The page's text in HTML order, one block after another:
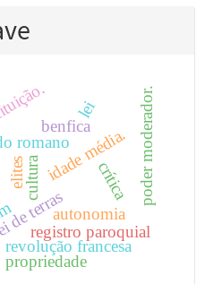
romano
cultura
elites
benfica
terras
registro paroquial
idade média. poder moderador.
revolução francesa
autonomia
crítica
propriedade
lei